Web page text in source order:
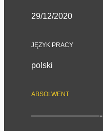
29/12/2020
JĘZYK PRACY
polski
ABSOLWENT
———————-